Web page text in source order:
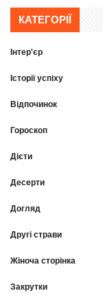
КАТЕГОРІЇ
Інтер'єр
Історії успіху
Відпочинок
Гороскоп
Дієти
Десерти
Догляд
Другі страви
Жіноча сторінка
Закрутки